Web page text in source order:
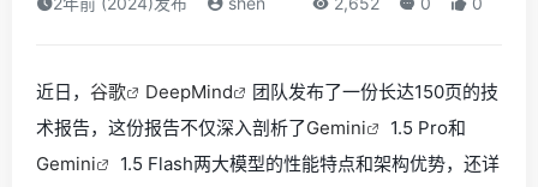
近日， 谷歌 DeepMind
团队发布了一份长达150页的技
术报告，这份报告不仅深入剖析了Gemini
1.5 Pro和
Gemini
1.5 Flash两大模型的性能特点和架构优势，还详